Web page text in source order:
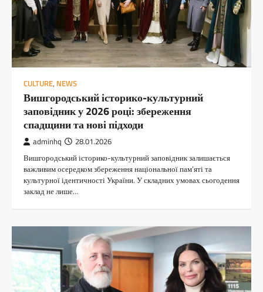
CULTURE, NEWS
Вишгородський історико-культурний
заповідник у 2026 році: збереження
спадщини та нові підходи
adminhq 28.01.2026
Вишгородський історико-культурний заповідник залишається
важливим осередком збереження національної пам’яті та
культурної ідентичності України. У складних умовах сьогодення
заклад не лише…